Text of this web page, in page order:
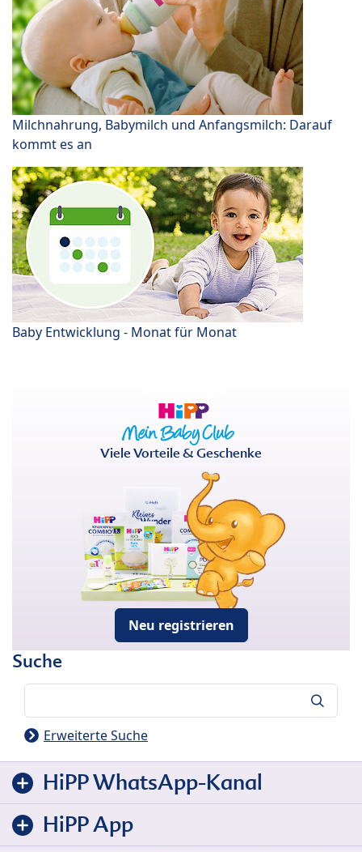
Milchnahrung, Babymilch und Anfangsmilch: Darauf
kommt es an
Baby Entwicklung - Monat für Monat
Viele Vorteile & Geschenke
Neu registrieren
Suche
Erweiterte Suche
HiPP WhatsApp-Kanal
HiPP App